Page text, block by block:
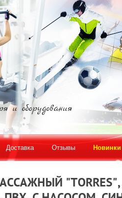
и оборудования
Доставка Отзывы Новинки